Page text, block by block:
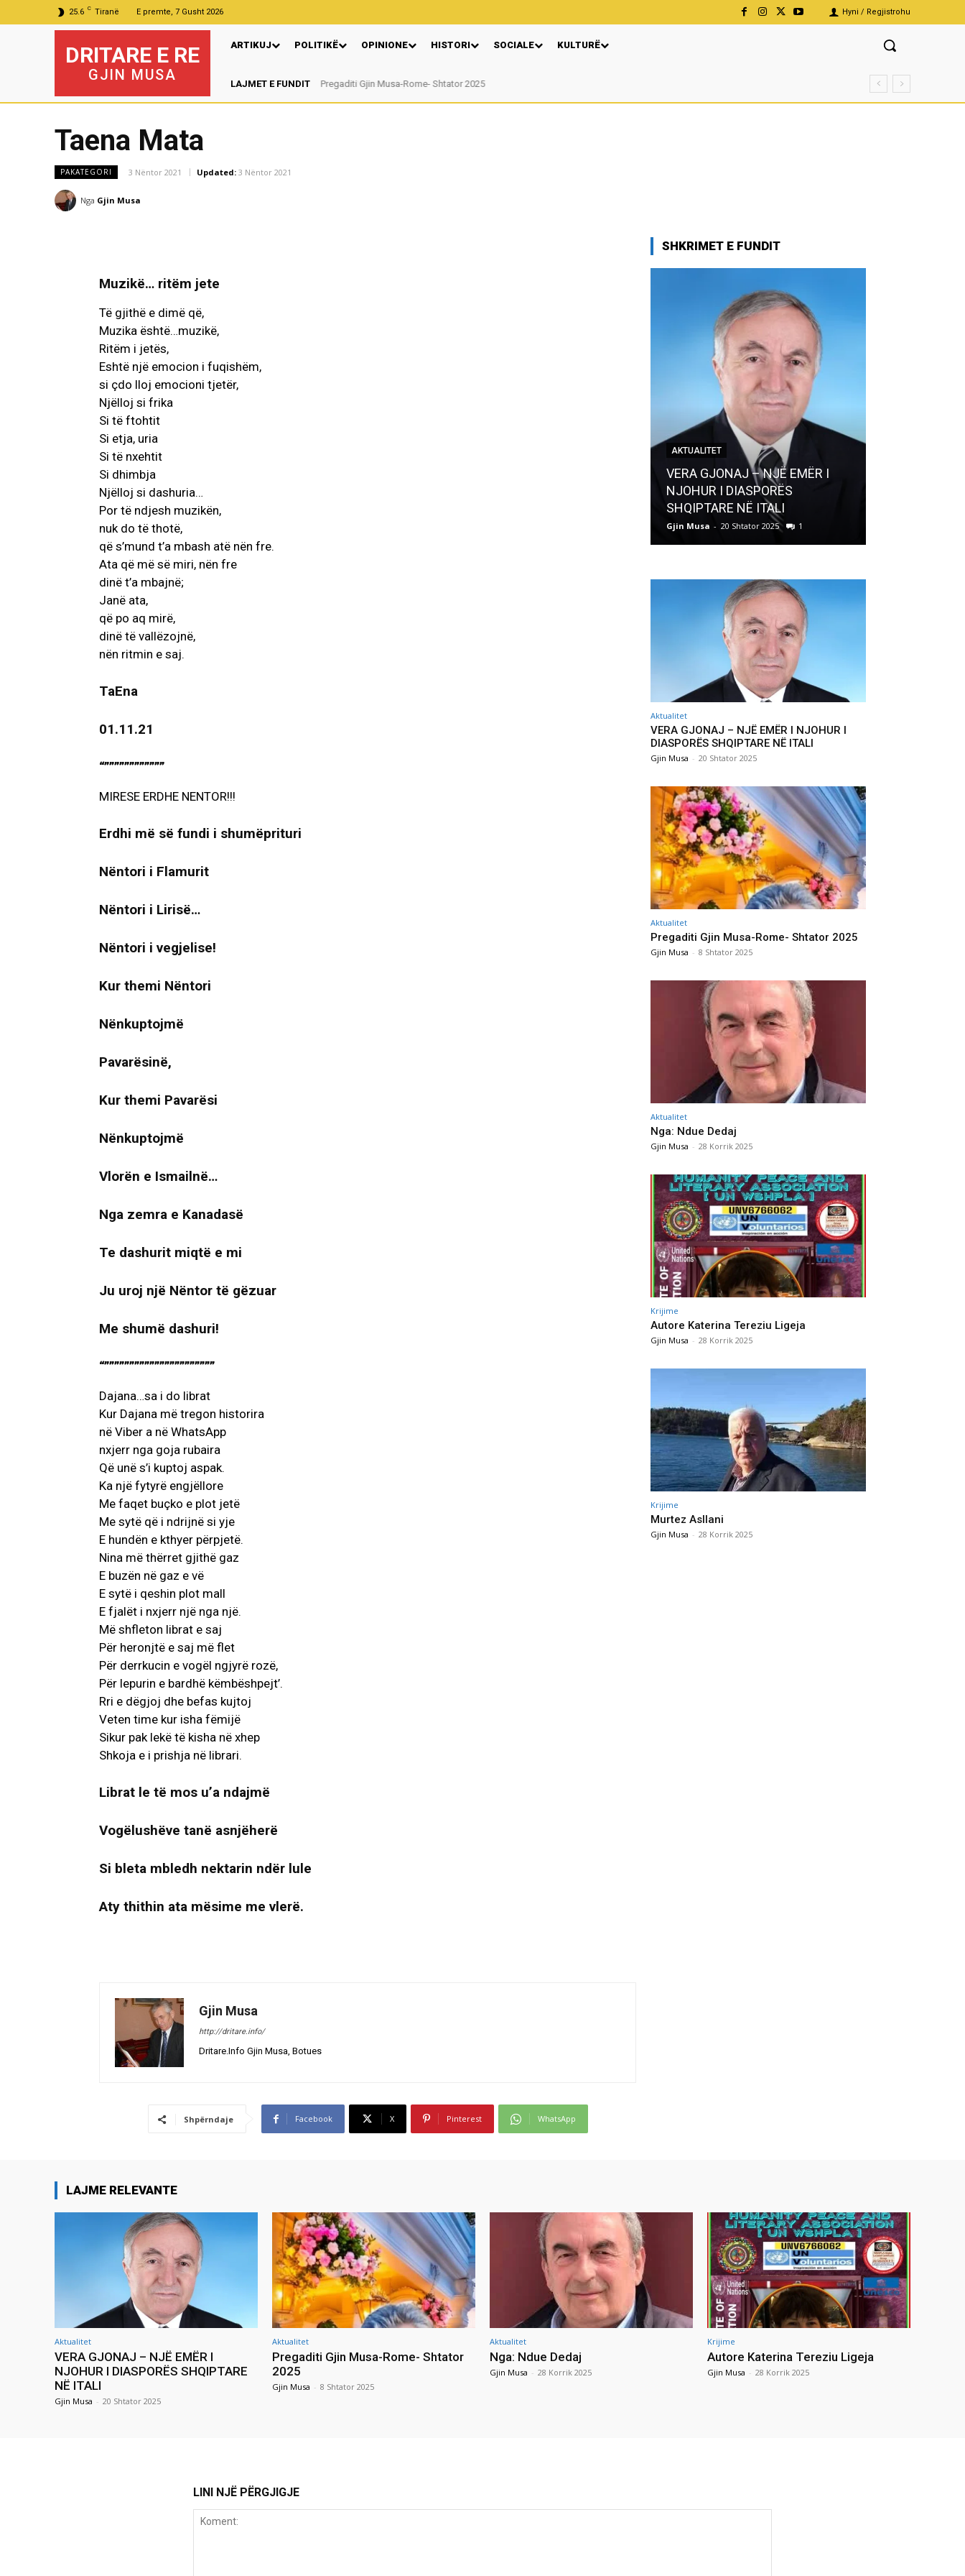
25.6 C Tiranë E premte, 7 Gusht 2026 Hyni / Regjistrohu
DRITARE E RE
GJIN MUSA
ARTIKUJ POLITIKË OPINIONE HISTORI SOCIALE KULTURË
LAJMET E FUNDIT Nga: Ndue Dedaj
Taena Mata
PAKATEGORI 3 Nëntor 2021 Updated: 3 Nëntor 2021
Nga Gjin Musa
Muzikë… ritëm jete
Të gjithë e dimë që,
Muzika është…muzikë,
Ritëm i jetës,
Eshtë një emocion i fuqishëm,
si çdo lloj emocioni tjetër,
Njëlloj si frika
Si të ftohtit
Si etja, uria
Si të nxehtit
Si dhimbja
Njëlloj si dashuria…
Por të ndjesh muzikën,
nuk do të thotë,
që s’mund t’a mbash atë nën fre.
Ata që më së miri, nën fre
dinë t’a mbajnë;
Janë ata,
që po aq mirë,
dinë të vallëzojnë,
nën ritmin e saj.
TaEna
01.11.21
“””””””””””””
MIRESE ERDHE NENTOR!!!
Erdhi më së fundi i shumëprituri
Nëntori i Flamurit
Nëntori i Lirisë…
Nëntori i vegjelise!
Kur themi Nëntori
Nënkuptojmë
Pavarësinë,
Kur themi Pavarësi
Nënkuptojmë
Vlorën e Ismailnë…
Nga zemra e Kanadasë
Te dashurit miqtë e mi
Ju uroj një Nëntor të gëzuar
Me shumë dashuri!
“””””””””””””””””””””””
Dajana…sa i do librat
Kur Dajana më tregon historira
në Viber a në WhatsApp
nxjerr nga goja rubaira
Që unë s’i kuptoj aspak.
Ka një fytyrë engjëllore
Me faqet buçko e plot jetë
Me sytë që i ndrijnë si yje
E hundën e kthyer përpjetë.
Nina më thërret gjithë gaz
E buzën në gaz e vë
E sytë i qeshin plot mall
E fjalët i nxjerr një nga një.
Më shfleton librat e saj
Për heronjtë e saj më flet
Për derrkucin e vogël ngjyrë rozë,
Për lepurin e bardhë këmbëshpejt’.
Rri e dëgjoj dhe befas kujtoj
Veten time kur isha fëmijë
Sikur pak lekë të kisha në xhep
Shkoja e i prishja në librari.
Librat le të mos u’a ndajmë
Vogëlushëve tanë asnjëherë
Si bleta mbledh nektarin ndër lule
Aty thithin ata mësime me vlerë.
Gjin Musa
http://dritare.info/
Dritare.Info Gjin Musa, Botues
Shpërndaje Facebook X Pinterest WhatsApp
SHKRIMET E FUNDIT
AKTUALITET
VERA GJONAJ – NJË EMËR I
NJOHUR I DIASPORËS
SHQIPTARE NË ITALI
Gjin Musa - 20 Shtator 2025 1
Aktualitet
VERA GJONAJ – NJË EMËR I NJOHUR I
DIASPORËS SHQIPTARE NË ITALI
Gjin Musa - 20 Shtator 2025
Aktualitet
Pregaditi Gjin Musa-Rome- Shtator 2025
Gjin Musa - 8 Shtator 2025
Aktualitet
Nga: Ndue Dedaj
Gjin Musa - 28 Korrik 2025
Krijime
Autore Katerina Tereziu Ligeja
Gjin Musa - 28 Korrik 2025
Krijime
Murtez Asllani
Gjin Musa - 28 Korrik 2025
LAJME RELEVANTE
Aktualitet
VERA GJONAJ – NJË EMËR I
NJOHUR I DIASPORËS SHQIPTARE
NË ITALI
Gjin Musa - 20 Shtator 2025
Aktualitet
Pregaditi Gjin Musa-Rome- Shtator
2025
Gjin Musa - 8 Shtator 2025
Aktualitet
Nga: Ndue Dedaj
Gjin Musa - 28 Korrik 2025
Krijime
Autore Katerina Tereziu Ligeja
Gjin Musa - 28 Korrik 2025
LINI NJË PËRGJIGJE